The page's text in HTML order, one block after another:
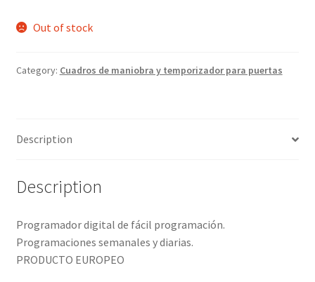
Out of stock
Category: Cuadros de maniobra y temporizador para puertas
Description
Description
Programador digital de fácil programación.
Programaciones semanales y diarias.
PRODUCTO EUROPEO